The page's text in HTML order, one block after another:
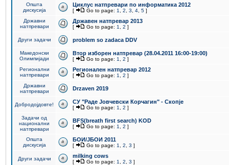
Општа
дискусија
Циклус натпревари по информатика 2012
[ Go to page: 1 2 3 4 5 ]
Државни
натпревари
Државен натпревар 2013
[ Go to page: 1 2 ]
Други задачи problem so zadaca DDV
Македонски
Олимпијади
Втор изборен натпревар (28.04.2011 16:00-19:00)
[ Go to page: 1 2 ]
Регионални
натпревари
Регионален натпревар 2012
[ Go to page: 1 2 ]
Државни
натпревари
Drzaven 2019
Добродојдовте! СУ "Раде Јовчевски Корчагин" - Скопје
[ Go to page: 1 2 ]
Задачи од
национални
натпревари
BFS(breath first search) KOD
[ Go to page: 1 2 ]
Општа
дискусија
БОИ/ЈБОИ 2011
[ Go to page: 1 2 3 ]
Други задачи milking cows
[ Go to page: 1 2 3 ]